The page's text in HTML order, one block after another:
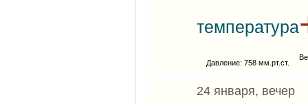
температура
Давление: 758 мм.рт.ст.
24 января, вечер